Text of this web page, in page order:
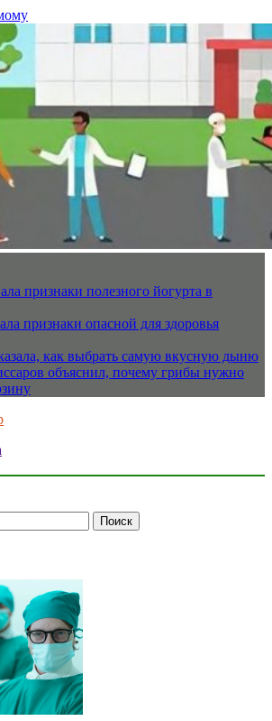
признаки полезного йогурта в
признаки опасной для здоровья
как выбрать самую вкусную дыню
объяснил, почему грибы нужно